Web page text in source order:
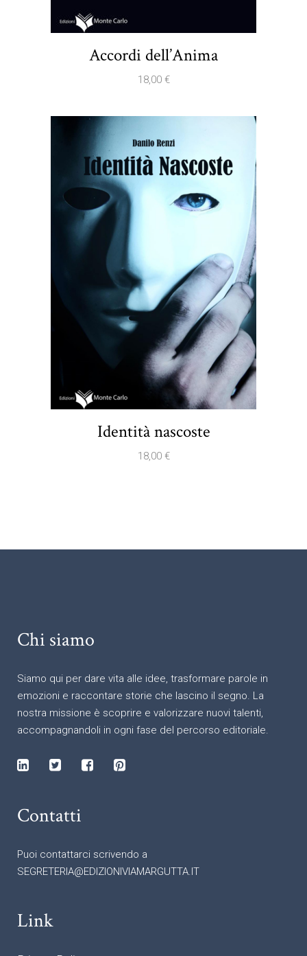
Accordi dell’Anima
18,00 €
Identità nascoste
18,00 €
Chi siamo
Siamo qui per dare vita alle idee, trasformare parole in
emozioni e raccontare storie che lascino il segno. La
nostra missione è scoprire e valorizzare nuovi talenti,
accompagnandoli in ogni fase del percorso editoriale.
Contatti
Puoi contattarci scrivendo a
SEGRETERIA@EDIZIONIVIAMARGUTTA.IT
Link